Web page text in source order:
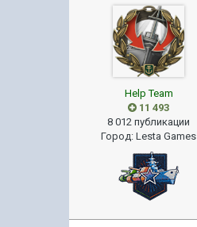
Help Team
11 493
8 012 публикации
Город:Lesta Games